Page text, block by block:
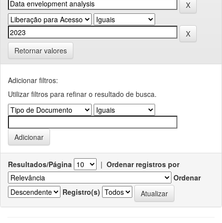
Retornar valores
Adicionar filtros:
Utilizar filtros para refinar o resultado de busca.
Resultados/Página | Ordenar registros por
Ordenar
Registro(s)